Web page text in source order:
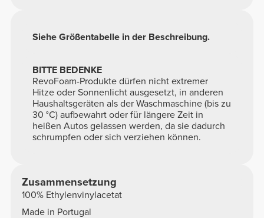
BITTE BEDENKE
RevoFoam-Produkte dürfen nicht extremer
Hitze oder Sonnenlicht ausgesetzt, in anderen
Haushaltsgeräten als der Waschmaschine (bis zu
30 °C) aufbewahrt oder für längere Zeit in
heißen Autos gelassen werden, da sie dadurch
schrumpfen oder sich verziehen können.
Siehe Größentabelle in der Beschreibung.
Zusammensetzung
100% Ethylenvinylacetat
Made in Portugal